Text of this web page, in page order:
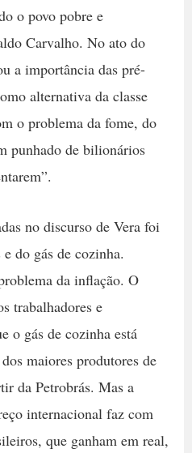
o povo pobre e
Carvalho. No ato do
a importância das pré-
alternativa da classe
o problema da fome, do
punhado de bilionários
no discurso de Vera foi
do gás de cozinha.
da inflação. O
trabalhadores e
o gás de cozinha está
maiores produtores de
da Petrobrás. Mas a
internacional faz com
que ganham em real,